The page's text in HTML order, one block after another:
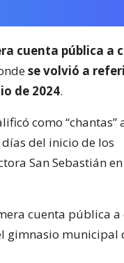
cuenta pública a
se volvió a
de 2024.
como “chantas”
del inicio de los
San Sebastián
cuenta pública a
gimnasio municipal